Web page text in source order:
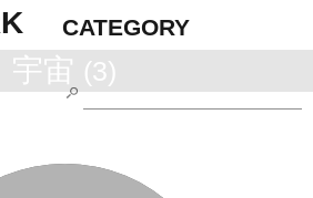
CATEGORY
宇宙 (3)